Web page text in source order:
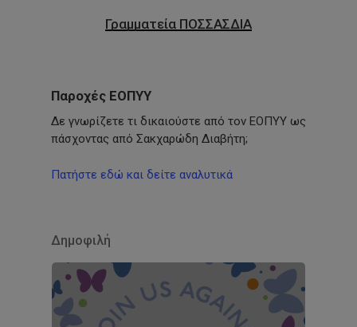
Γραμματεία ΠΟΣΣΑΣΔΙΑ
Παροχές ΕΟΠΥΥ
Δε γνωρίζετε τι δικαιούστε από τον ΕΟΠΥΥ ως
πάσχοντας από Σακχαρώδη Διαβήτη;
Πατήστε εδώ και δείτε αναλυτικά
Δημοφιλή